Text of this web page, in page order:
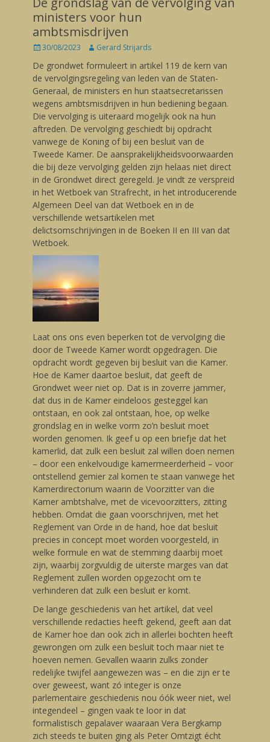
ministers voor hun
ambtsmisdrijven
Posted
30/08/2023 Author
Gerard Strijards
De grondwet formuleert in artikel 119 de kern van
de vervolgingsregeling van leden van de Staten-
Generaal, de ministers en hun staatsecretarissen
wegens ambtsmisdrijven in hun bediening begaan.
Die vervolging is uiteraard mogelijk ook na hun
aftreden. De vervolging geschiedt bij opdracht
vanwege de Koning of bij een besluit van de
Tweede Kamer. De aansprakelijkheidsvoorwaarden
die bij deze vervolging gelden zijn helaas niet direct
in de Grondwet direct geregeld. Je vindt ze verspreid
in het Wetboek van Strafrecht, in het introducerende
Algemeen Deel van dat Wetboek en in de
verschillende wetsartikelen met
delictsomschrijvingen in de Boeken II en III van dat
Wetboek.
Laat ons ons even beperken tot de vervolging die
door de Tweede Kamer wordt opgedragen. Die
opdracht wordt gegeven bij besluit van die Kamer.
Hoe de Kamer daartoe besluit, dat geeft de
Grondwet weer niet op. Dat is in zoverre jammer,
dat dus in de Kamer eindeloos gesteggel kan
ontstaan, en ook zal ontstaan, hoe, op welke
grondslag en in welke vorm zo’n besluit moet
worden genomen. Ik geef u op een briefje dat het
kamerlid, dat zulk een besluit zal willen doen nemen
– door een enkelvoudige kamermeerderheid – voor
ontstellend gemier zal komen te staan vanwege het
Kamerdirectorium waarin de Voorzitter van die
Kamer ambtshalve, met de vicevoorzitters, zitting
hebben. Omdat die gaan voorschrijven, met het
Reglement van Orde in de hand, hoe dat besluit
precies in concept moet worden voorgesteld, in
welke formule en wat de stemming daarbij moet
zijn, waarbij zorgvuldig de uiterste marges van dat
Reglement zullen worden opgezocht om te
verhinderen dat zulk een besluit er komt.
De lange geschiedenis van het artikel, dat veel
verschillende redacties heeft gekend, geeft aan dat
de Kamer hoe dan ook zich in allerlei bochten heeft
gewrongen om zulk een besluit toch maar niet te
hoeven nemen. Gevallen waarin zulks zonder
redelijke twijfel aangewezen was – en die zijn er te
over geweest, want zó integer is onze
parlementaire geschiedenis nou óók weer niet, wel
integendeel – gingen vaak te loor in dat
formalistisch gepalaver waaraan Vera Bergkamp
zich steeds te buiten ging als Peter Omtzigt écht